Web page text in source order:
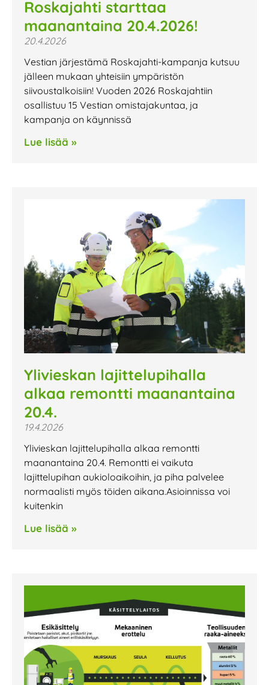
Roskajahti starttaa
maanantaina 20.4.2026!
20.4.2026
Vestian järjestämä Roskajahti-kampanja kutsuu
jälleen mukaan yhteisiin ympäristön
siivoustalkoisiin! Vuoden 2026 Roskajahtiin
osallistuu 15 Vestian omistajakuntaa, ja
kampanja on käynnissä
Lue lisää »
Ylivieskan lajittelupihalla
alkaa remontti maanantaina
20.4.
19.4.2026
Ylivieskan lajittelupihalla alkaa remontti
maanantaina 20.4. Remontti ei vaikuta
lajittelupihan aukioloaikoihin, ja piha palvelee
normaalisti myös töiden aikana.Asioinnissa voi
kuitenkin
Lue lisää »